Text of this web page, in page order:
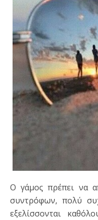
Ο γάμος πρέπει να αποτελεί συνύπαρξη ισότιμων
συντρόφων, πολύ
εξελίσσονται